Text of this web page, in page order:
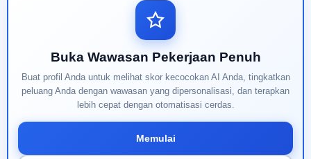
Buka Wawasan Pekerjaan Penuh
Buat profil Anda untuk melihat skor kecocokan AI Anda, tingkatkan
peluang Anda dengan wawasan yang dipersonalisasi, dan terapkan
lebih cepat dengan otomatisasi cerdas.
Memulai